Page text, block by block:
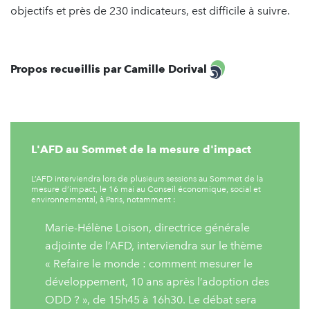
objectifs et près de 230 indicateurs, est difficile à suivre.
Propos recueillis par Camille Dorival
L'AFD au Sommet de la mesure d'impact
L’AFD interviendra lors de plusieurs sessions au Sommet de la
mesure d’impact, le 16 mai au Conseil économique, social et
environnemental, à Paris, notamment :
Marie-Hélène Loison, directrice générale
adjointe de l’AFD, interviendra sur le thème
« Refaire le monde : comment mesurer le
développement, 10 ans après l’adoption des
ODD ? », de 15h45 à 16h30. Le débat sera